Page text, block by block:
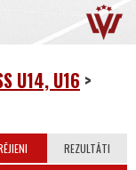
U14, U16 >
REZULTĀTI